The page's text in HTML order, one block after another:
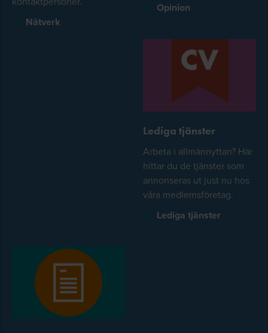
Nätverk
Opinion
Lediga tjänster
Arbeta i allmännyttan? Här
hittar du de tjänster som
annonseras ut just nu hos
våra medlemsföretag.
Lediga tjänster